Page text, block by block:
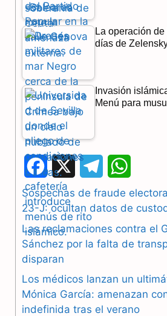
La operación
días de
Invasión
Menú para
F
a
c
e
b
o
o
e
l
e
r
a
h
a
t
A
p
Sospechas de fraude
23-J: ocultan datos de
Las reclamaciones contra el
Sánchez por la falta de
disparan
Los médicos lanzan un
Mónica García: amenazan
indefinida tras el verano